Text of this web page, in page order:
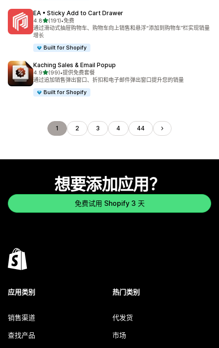
EA • Sticky Add to Cart Drawer
4.8星（满分 5 星）
(191)
总共 191 条评论
•免费
通过滑动式抽屉购物车、购物车向上销售和悬浮“添加到购物车”栏实现销量
增长
Built for Shopify
Kaching Sales & Email Popup
4.9星（满分 5 星）
(99)
总共 99 条评论
•提供免费套餐
通过追加销售弹出窗口、折扣和电子邮件弹出窗口提升您的销量
Built for Shopify
1 2 3 4 44
想要添加应用？
免费试用 Shopify 3 天
应用类别
销售渠道
查找产品
热门类别
代发货
市场